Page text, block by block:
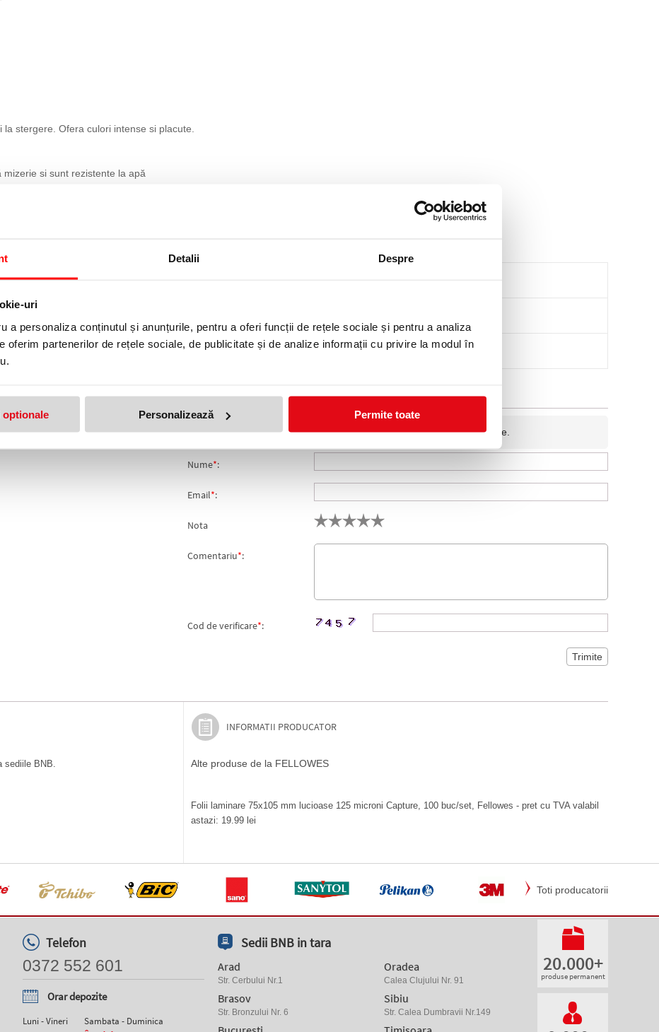
Detalii Despre
uri
a personaliza conținutul și anunțurile, pentru a oferi funcții de rețele sociale și pentru a analiza
oferim partenerilor de rețele sociale, de publicitate și de analize informații cu privire la modul în
optionale Personalizează Permite toate
stergere. Ofera culori intense si placute.
si sunt rezistente la apă
(apă vărsată, etc.)
si mărește luminozitatea culorilor, accentuează contrastele
Suprafata lucioasa
125 MICRONI CAPTURE, 100 BUC/SET, FELLOWES
produs!
Adresa de e-mail ramane confidentiala si nu va fi afisata pe site.
Nume*:
Email*:
Nota
Comentariu*:
Cod de verificare*:
sediile BNB.
INFORMATII PRODUCATOR
Alte produse de la FELLOWES
Folii laminare 75x105 mm lucioase 125 microni Capture, 100 buc/set, Fellowes - pret cu TVA valabil
astazi: 19.99 lei
Toti producatorii
Telefon
0372 552 601
Orar depozite
Luni - Vineri Sambata - Duminica
Sedii BNB in tara
Arad
Str. Cerbului Nr.1
Brasov
Str. Bronzului Nr. 6
Oradea
Calea Clujului Nr. 91
Sibiu
Str. Calea Dumbravii Nr.149
20.000+
produse permanent